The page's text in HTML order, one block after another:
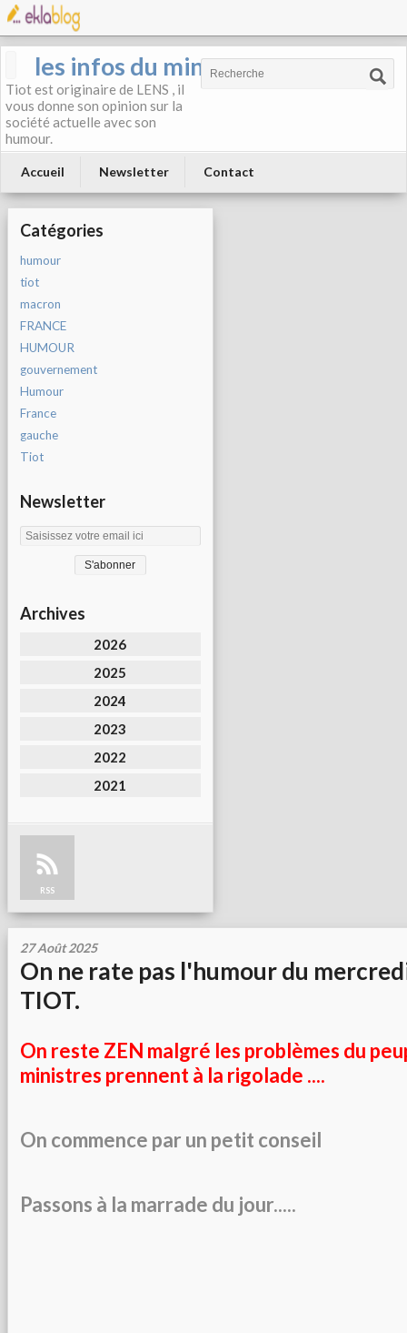
les infos du mineur
Tiot est originaire de LENS , il
vous donne son opinion sur la
société actuelle avec son
humour.
Accueil Newsletter Contact
Catégories
humour
tiot
macron
FRANCE
HUMOUR
gouvernement
Humour
France
gauche
Tiot
Newsletter
Archives
2026
2025
2024
2023
2022
2021
RSS
27 Août 2025
On ne rate pas l'humour du
TIOT.
On reste ZEN malgré les problèmes du
ministres prennent à la rigolade ....
On commence par un petit conseil
Passons à la marrade du jour.....